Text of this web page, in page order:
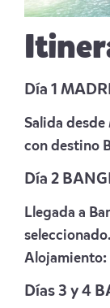
Día 1
Salida
con destino
Día 2
Llegada a
seleccionado.
Alojamiento:
Días 3 y 4